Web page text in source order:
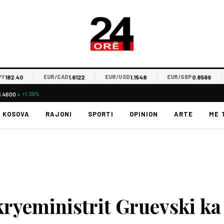
EUR/CAD1.6122 EUR/USD1.1548 EUR/GBP0.8569
▲ +1.39%
KOSOVA RAJONI SPORTI OPINION ARTE ME
Gruevski ka